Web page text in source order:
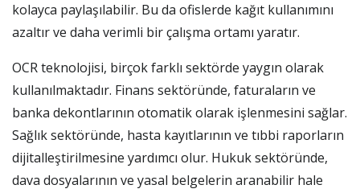
kolayca paylaşılabilir. Bu da ofislerde kağıt kullanımını
azaltır ve daha verimli bir çalışma ortamı yaratır.
OCR teknolojisi, birçok farklı sektörde yaygın olarak
kullanılmaktadır. Finans sektöründe, faturaların ve
banka dekontlarının otomatik olarak işlenmesini sağlar.
Sağlık sektöründe, hasta kayıtlarının ve tıbbi raporların
dijitalleştirilmesine yardımcı olur. Hukuk sektöründe,
dava dosyalarının ve yasal belgelerin aranabilir hale